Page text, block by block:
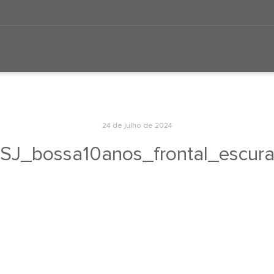
24 de julho de 2024
SJ_bossa10anos_frontal_escura